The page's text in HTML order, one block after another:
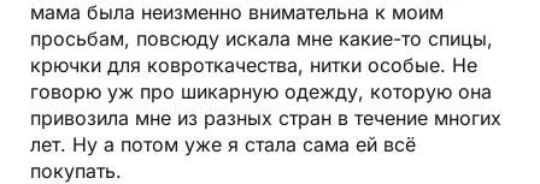
мама была неизменно внимательна к моим
просьбам, повсюду искала мне какие-то спицы,
крючки для ковроткачества, нитки особые. Не
говорю уж про шикарную одежду, которую она
привозила мне из разных стран в течение многих
лет. Ну а потом уже я стала сама ей всё
покупать.